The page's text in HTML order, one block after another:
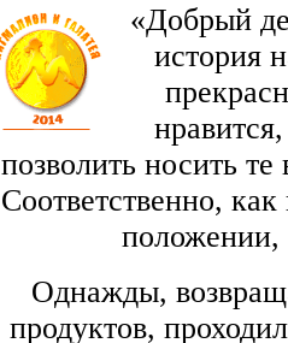
«Добрый
история
позволить носить
Соответственно,
положении,
Однажды,
продуктов,